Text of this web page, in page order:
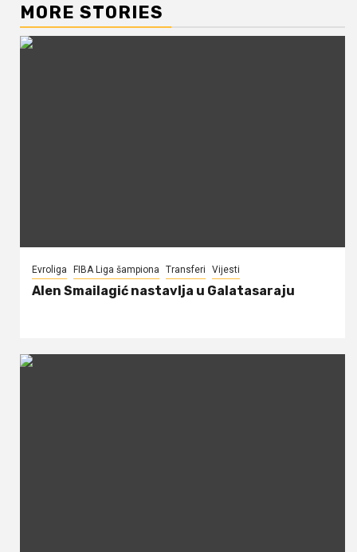
MORE STORIES
Evroliga FIBA Liga šampiona Transferi Vijesti
Alen Smailagić nastavlja u Galatasaraju